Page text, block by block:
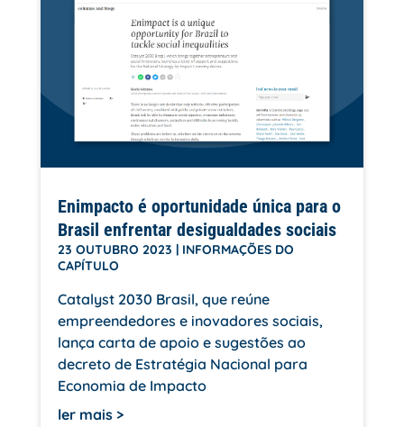
Enimpacto é oportunidade única para o
Brasil enfrentar desigualdades sociais
23 OUTUBRO 2023
INFORMAÇÕES DO
CAPÍTULO
Catalyst 2030 Brasil, que reúne
empreendedores e inovadores sociais,
lança carta de apoio e sugestões ao
decreto de Estratégia Nacional para
Economia de Impacto
ler mais